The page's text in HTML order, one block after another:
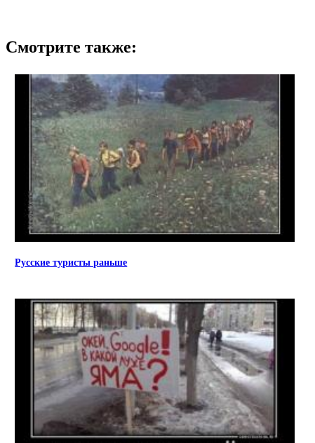
Смотрите также:
Русские туристы раньше